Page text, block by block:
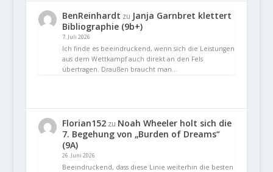
BenReinhardt zu Janja Garnbret klettert
Bibliographie (9b+)
7. Juli 2026
Ich finde es beeindruckend, wenn sich die Leistungen
aus dem Wettkampf auch direkt an den Fels
übertragen. Draußen braucht man…
Florian152zu Noah Wheeler holt sich die
7. Begehung von „Burden of Dreams“
(9A)
26. Juni 2026
Beeindruckend, dass diese Linie weiterhin die besten